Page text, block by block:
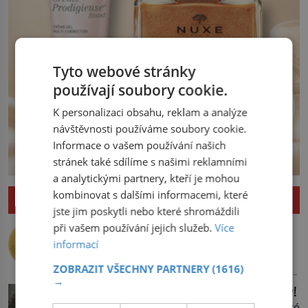
ZAJÍMAVOSTI
Nejlepší úkryt pro Nobelovy ceny?
své laboratoře. Oči prolétnou po stole,
aby pak ulpěly na regálu, kde se nachází
Upíří jelen: Seznamte se, kabar pižmový!
Tyto webové stránky
používají soubory cookie.
K personalizaci obsahu, reklam a analýze
návštěvnosti používáme soubory cookie.
Informace o vašem používání našich
stránek také sdílíme s našimi reklamními
a analytickými partnery, kteří je mohou
kombinovat s dalšími informacemi, které
jste jim poskytli nebo které shromáždili
při vašem používání jejich služeb.Více
informací
ZOBRAZIT VŠECHNY PARTNERY(1616)
→